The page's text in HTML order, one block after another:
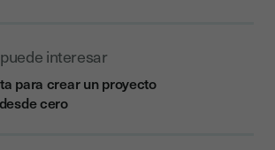
interesar
para crear un proyecto
cero